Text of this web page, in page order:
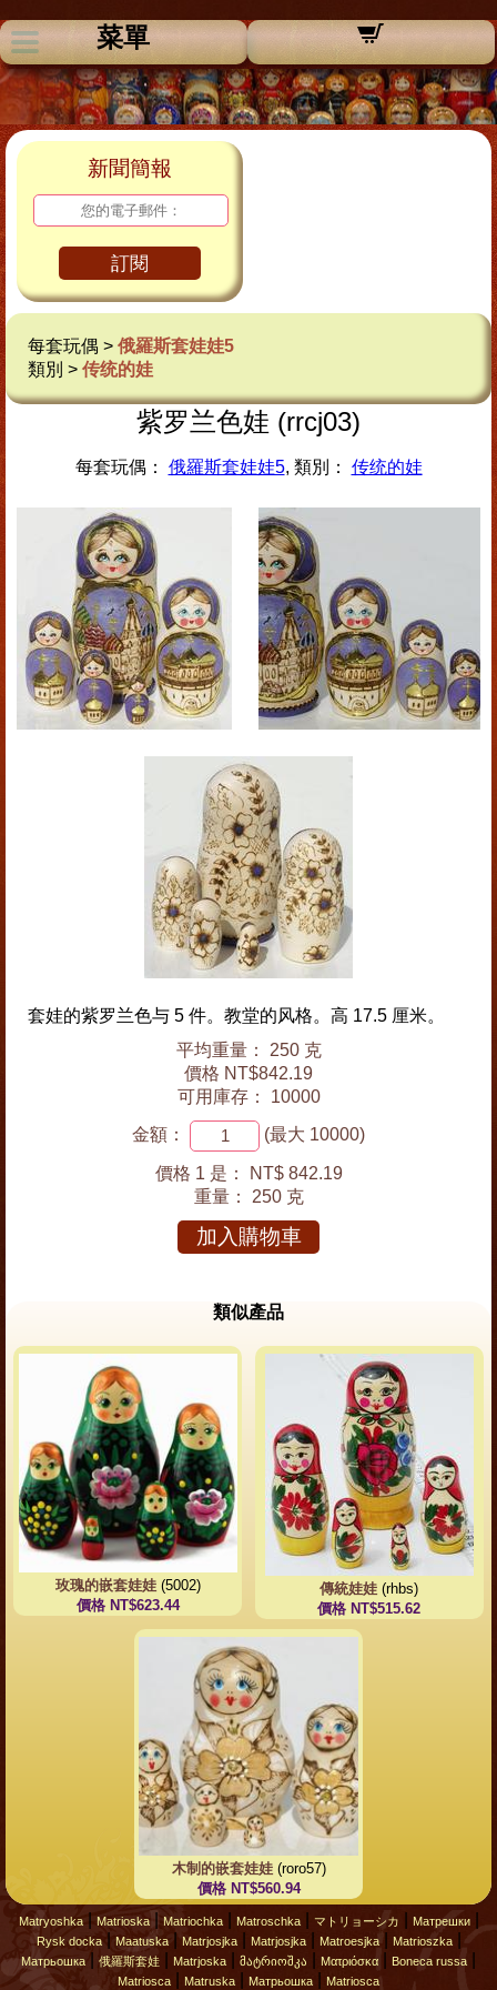
菜單
新聞簡報
訂閱
每套玩偶 > 俄羅斯套娃娃5
類別 > 传统的娃
紫罗兰色娃 (rrcj03)
每套玩偶： 俄羅斯套娃娃5, 類別： 传统的娃
套娃的紫罗兰色与 5 件。教堂的风格。高 17.5 厘米。
平均重量： 250 克
價格 NT$842.19
可用庫存： 10000
金額： (最大 10000)
價格 1 是：
NT$ 842.19
重量： 250 克
加入購物車
類似產品
玫瑰的嵌套娃娃(5002)
價格 NT$623.44
傳統娃娃 (rhbs)
價格 NT$515.62
木制的嵌套娃娃(roro57)
價格 NT$560.94
Matryoshka| Matrioska| Matriochka| Matroschka| マトリョーシカ Матрешки|
Rysk docka| Maatuska| Matrjosjka| Matrjosjka| Matroesjka| Matrioszka|
Матрьошка 俄羅斯套娃 Matrjoska მატრიოშკა Ματριόσκα Boneca russa
Matriosca Matruska Матрьошка Matriosca